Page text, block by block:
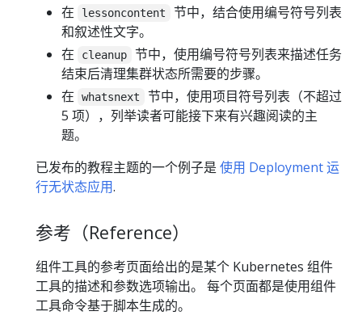
在
lessoncontent
节中，结合使用编号符号列表
和叙述性文字。
在
cleanup
节中，使用编号符号列表来描述任务
结束后清理集群状态所需要的步骤。
在
whatsnext
节中，使用项目符号列表（不超过
5 项），列举读者可能接下来有兴趣阅读的主
题。
已发布的教程主题的一个例子是 使用 Deployment 运
行无状态应用.
参考（Reference）
组件工具的参考页面给出的是某个 Kubernetes 组件
工具的描述和参数选项输出。 每个页面都是使用组件
工具命令基于脚本生成的。